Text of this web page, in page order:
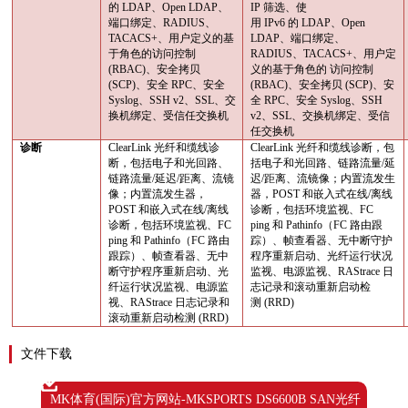
的 LDAP、 Open LDAP、
端口绑定、 RADIUS、
TACACS+、用户定义的基
于角色的访问控制
(RBAC)、安全拷贝
(SCP)、安全RPC、安全
Syslog、 SSH v2、 SSL、交
换机绑定、受信任交换机
IP 筛选、使
用 IPv6 的 LDAP、 Open
LDAP、端口绑定、
RADIUS、 TACACS+、用户定
义的基于角色的 访问控制
(RBAC)、安全拷贝 (SCP)、安
全RPC、安全Syslog、 SSH
v2、 SSL、交换机绑定、受信
任交换机
诊断
ClearLink 光纤和缆线诊
断，包括电子和光回路、
链路流量/延迟/距离、流镜
像；内置流发生器，
POST和嵌入式在线/离线
诊断，包括环境监视、 FC
ping 和 Pathinfo（FC 路由
跟踪）、帧查看器、无中
断守护程序重新启动、光
纤运行状况监视、电源监
视、 RAStrace 日志记录和
滚动重新启动检测 (RRD)
ClearLink 光纤和缆线诊断，包
括电子和光回路、链路流量/延
迟/距离、流镜像；内置流发生
器， POST和嵌入式在线/离线
诊断，包括环境监视、 FC
ping 和 Pathinfo（FC 路由跟
踪）、帧查看器、无中断守护
程序重新启动、光纤运行状况
监视、电源监视、 RAStrace 日
志记录和滚动重新启动检
测 (RRD)
文件下载
MK体育(国际)官方网站-MKSPORTS DS6600B SAN光纤